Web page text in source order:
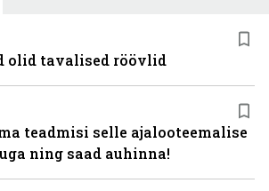
olid tavalised röövlid
teadmisi selle ajalooteemalise
ning saad auhinna!